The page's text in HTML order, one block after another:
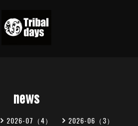
news
2026-07（4）
2026-06（3）